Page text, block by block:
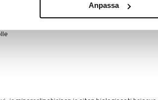
Anpassa
loistavana hehkuvan lopputuloksen.